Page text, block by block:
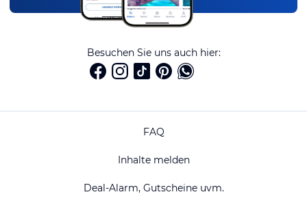
Besuchen Sie uns auch hier:
FAQ
Inhalte melden
Deal-Alarm, Gutscheine uvm.